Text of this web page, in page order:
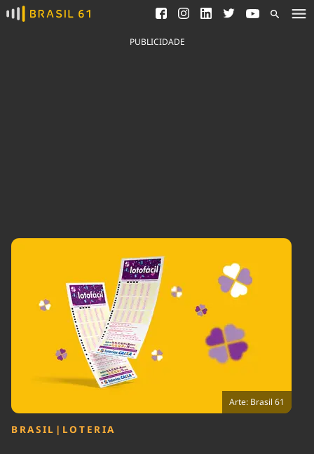
Ver todas as notícias
Saneamento
Indicadores
Brasil Mineral
Ciência &
Tecnologia
Comportamento
Cultura
Economia
Educação
Infraestrutura
Internacional
Meio Ambiente
Podcast
Saúde
Tempo
PUBLICIDADE
Arte: Brasil 61
BRASIL | LOTERIA